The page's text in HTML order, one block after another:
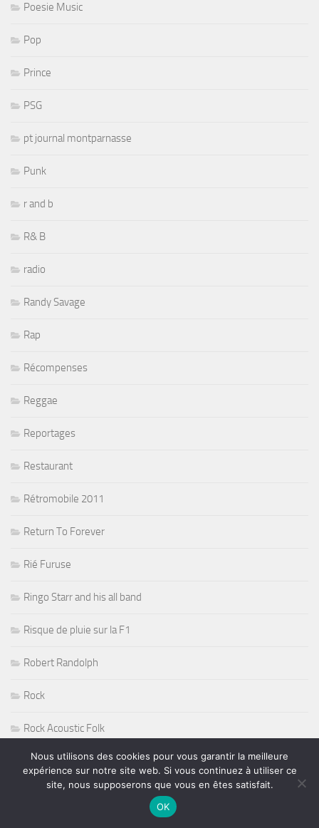
Poesie Music
Pop
Prince
PSG
pt journal montparnasse
Punk
r and b
R& B
radio
Randy Savage
Rap
Récompenses
Reggae
Reportages
Restaurant
Rétromobile 2011
Return To Forever
Rié Furuse
Ringo Starr and his all band
Risque de pluie sur la F1
Robert Randolph
Rock
Rock Acoustic Folk
Rock Blues
Rock Guitare
Nous utilisons des cookies pour vous garantir la meilleure
expérience sur notre site web. Si vous continuez à utiliser ce
site, nous supposerons que vous en êtes satisfait.
OK